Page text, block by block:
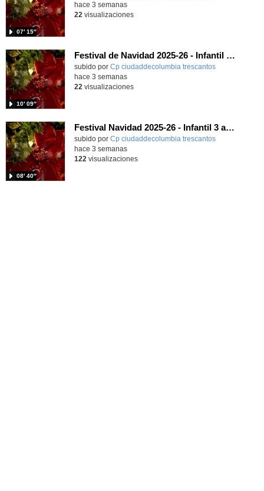
07′ 15″
hace 3 semanas
22 visualizaciones
Festival de Navidad 2025-26 - Infantil 4 años
subido por Cp ciudaddecolumbia trescantos
10′ 09″
-
hace 3 semanas
22 visualizaciones
Festival Navidad 2025-26 - Infantil 3 años
subido por Cp ciudaddecolumbia trescantos
08′ 40″
-
hace 3 semanas
122 visualizaciones